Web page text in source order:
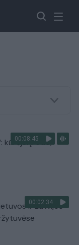
00:08:45
kūrėjai įrodo,
00:02:34
ir Latvijos